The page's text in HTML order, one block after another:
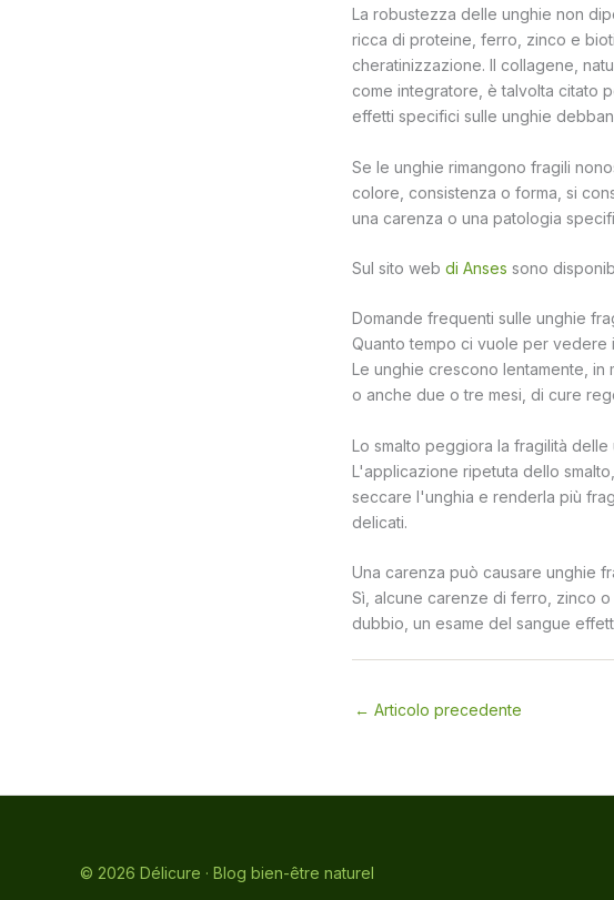
La robustezza delle unghie non
ricca di proteine, ferro, zinco e
cheratinizzazione. Il collagene,
come integratore, è talvolta citato
effetti specifici sulle unghie
Se le unghie rimangono fragili
colore, consistenza o forma, si
una carenza o una patologia
Sul sito web di Anses sono
Domande frequenti sulle unghie
Quanto tempo ci vuole per vedere
Le unghie crescono lentamente, in
o anche due o tre mesi, di cure
Lo smalto peggiora la fragilità delle
L'applicazione ripetuta dello
seccare l'unghia e renderla più
delicati.
Una carenza può causare unghie
Sì, alcune carenze di ferro, zinco
dubbio, un esame del sangue
← Articolo precedente
© 2026 Délicure · Blog bien-être naturel